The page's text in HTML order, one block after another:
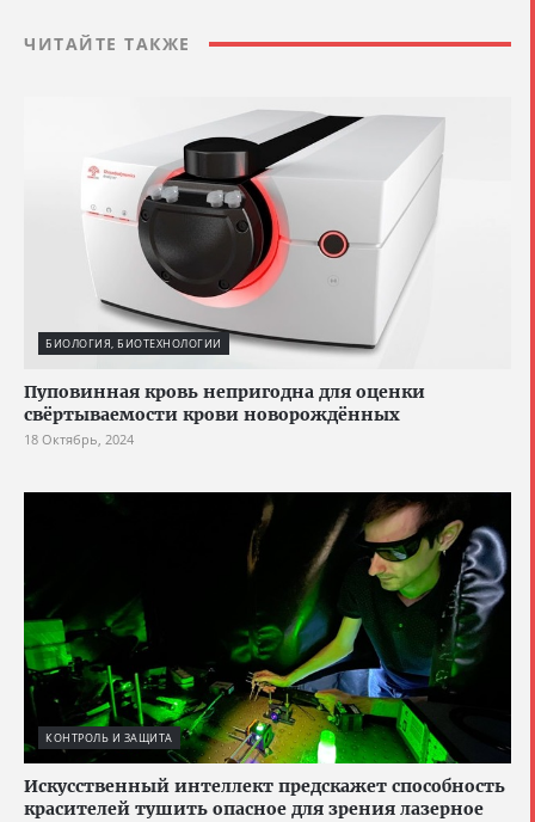
ЧИТАЙТЕ ТАКЖЕ
БИОЛОГИЯ, БИОТЕХНОЛОГИИ
Пуповинная кровь непригодна для оценки
свёртываемости крови новорождённых
18 Октябрь, 2024
КОНТРОЛЬ И ЗАЩИТА
Искусственный интеллект предскажет способность
красителей тушить опасное для зрения лазерное